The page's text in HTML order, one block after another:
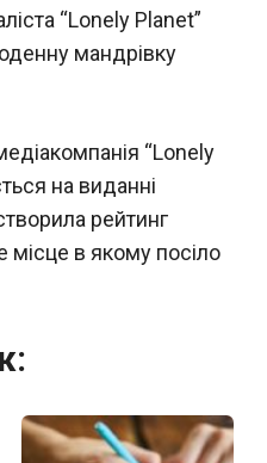
“Lonely Planet”
мандрівку
“Lonely
на виданні
рейтинг
місце в якому посіло